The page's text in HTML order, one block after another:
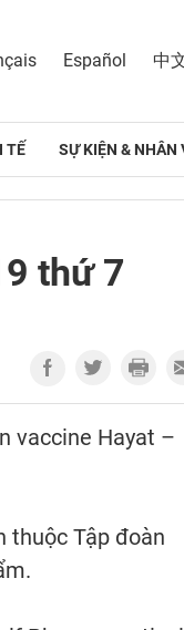
Español 中
TẾ SỰ KIỆN & NHÂN
thứ 7
vaccine Hayat –
thuộc Tập đoàn